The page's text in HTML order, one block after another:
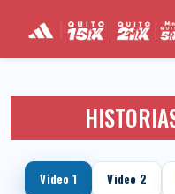
Video 1 Video 2